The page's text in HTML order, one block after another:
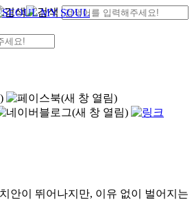
안이 뛰어나지만, 이유 없이 벌어지는